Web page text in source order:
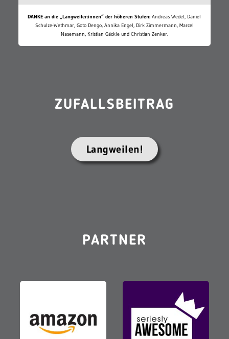
DANKE an die „Langweiler:innen“ der höheren Stufen: Andreas Wedel, Daniel
Schulze-Wethmar, Goto Dengo, Annika Engel, Dirk Zimmermann, Marcel
Nasemann, Kristian Gäckle und Christian Zenker.
ZUFALLSBEITRAG
Langweilen!
PARTNER